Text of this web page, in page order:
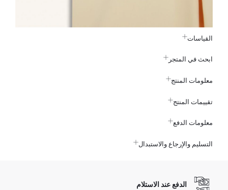
القياسات
ابحث في المتجر
معلومات المنتج
تقييمات المنتج
معلومات الدفع
التسليم والإرجاع والاستبدال
الدفع عند الاستلام